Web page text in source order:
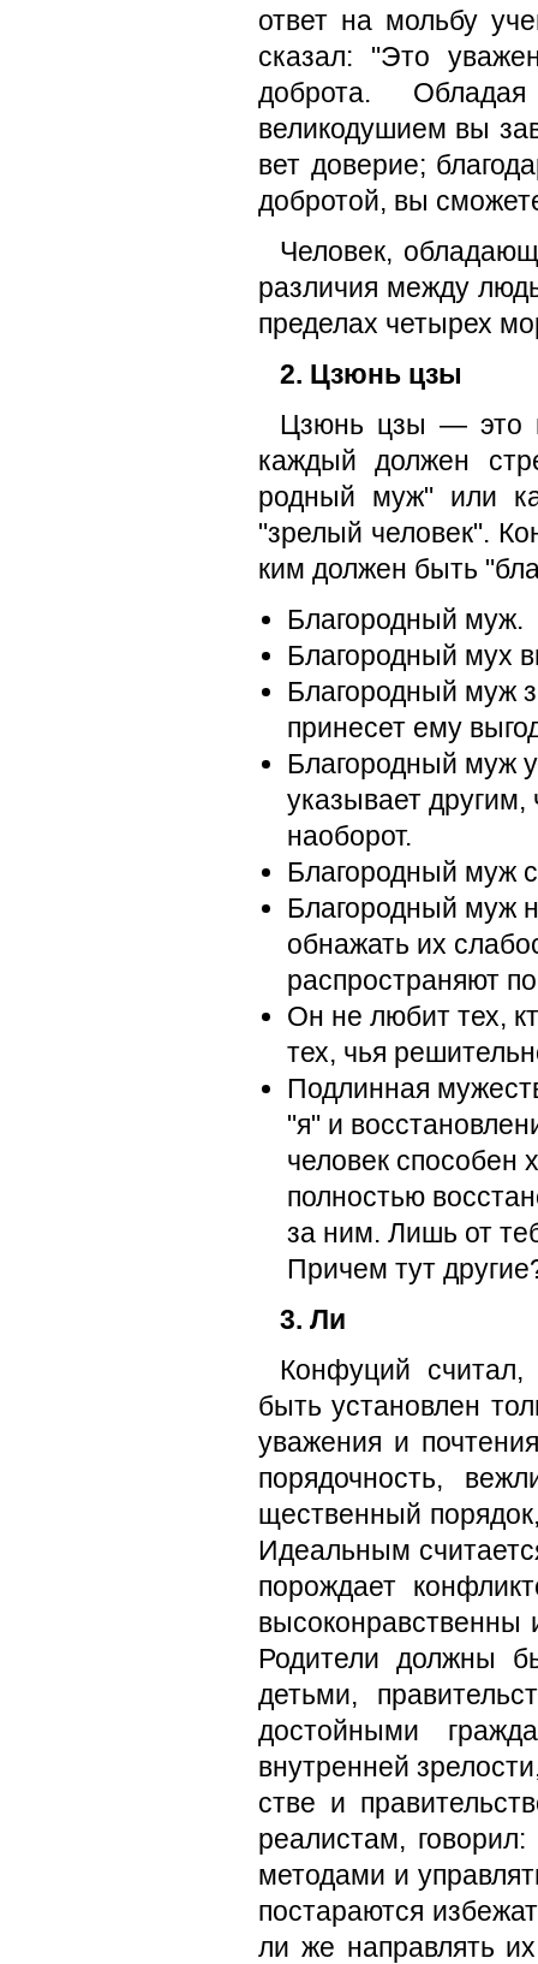
ответ на мольбу
сказал: "Это
доброта.
великодушием вы
вет доверие;
добротой, вы
Человек,
различия между
пределах четырех
2. Цзюнь цзы
Цзюнь цзы — это
каждый должен
родный муж" или
"зрелый человек".
ким должен быть
Благородный муж.
Благородный мух
Благородный муж
принесет ему
Благородный муж
указыва­ет
наоборот.
Благородный муж
Благородный муж
обна­жать их
распространя­ют
Он не любит тех,
тех, чья
Подлинная
"я" и
человек способен
полностью
за ним. Лишь от
Причем тут
3. Ли
Конфуций
быть установлен
уважения и
порядочность,
щественный
Идеальным
порождает
высоконравствен­ны
Родители должны
детьми,
достойными
внутренней
стве и
реалистам,
методами и
постараются
ли же направлять